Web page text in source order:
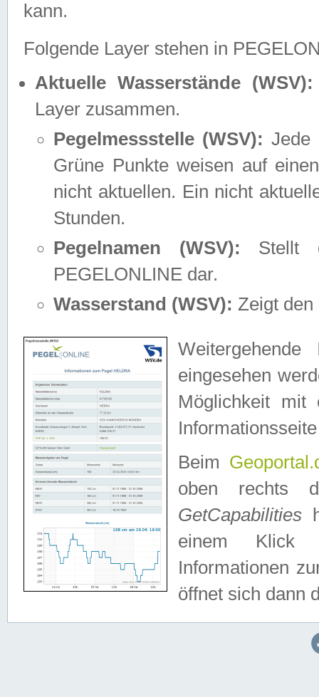
kann.
Folgende Layer stehen in
Aktuelle Wasserstände (WSV):
Layer zusammen.
Pegelmessstelle (WSV): Jede
Grüne Punkte weisen auf
nicht aktuellen. Ein nicht
Stunden.
Pegelnamen (WSV): Stellt
PEGELONLINE dar.
Wasserstand (WSV): Zeigt den
eingesehen
Möglichkeit mit
Beim
oben rechts
GetCapabilities
einem Klick
Informationen
öffnet sich dann